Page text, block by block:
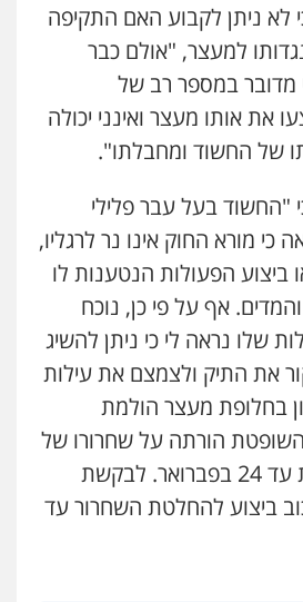
לא ניתן לקבוע האם התקיפה
למעצר, "אולם כבר
מדובר במספר רב של
את אותו מעצר ואינני יכולה
של החשוד ומחבלתו".
"החשוד בעל עבר פלילי
כי מורא החוק אינו נר לרגליו,
ביצוע הפעולות הנטענות לו
אף על פי כן, נוכח
שלו נראה לי כי ניתן להשיג
את התיק ולצמצם את עילות
בחלופת מעצר הולמת
הורתה על שחרורו של
החשוד למעצר בית עד 24 בפברואר. לבקשת
ביצוע להחלטת השחרור עד
מזר – משרד עורכי דין
מעצרים וחקירות
קניג
אלמוג – עורכי דין
עבירות תנועה צווארון לבן תעבורה
לענייני אסירים מעצרים וחקירות
כהן
פשיעה חמורה קטינים אלימות
עבירות מין
– משרד עו"ד